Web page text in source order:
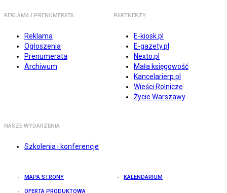
REKLAMA I PRENUMERATA
Reklama
Ogłoszenia
Prenumerata
Archiwum
PARTNERZY
E-kiosk.pl
E-gazety.pl
Nexto.pl
Mała księgowość
Kancelarierp.pl
Wieści Rolnicze
Życie Warszawy
NASZE WYDARZENIA
Szkolenia i konferencje
MAPA STRONY KALENDARIUM
OFERTA PRODUKTOWA